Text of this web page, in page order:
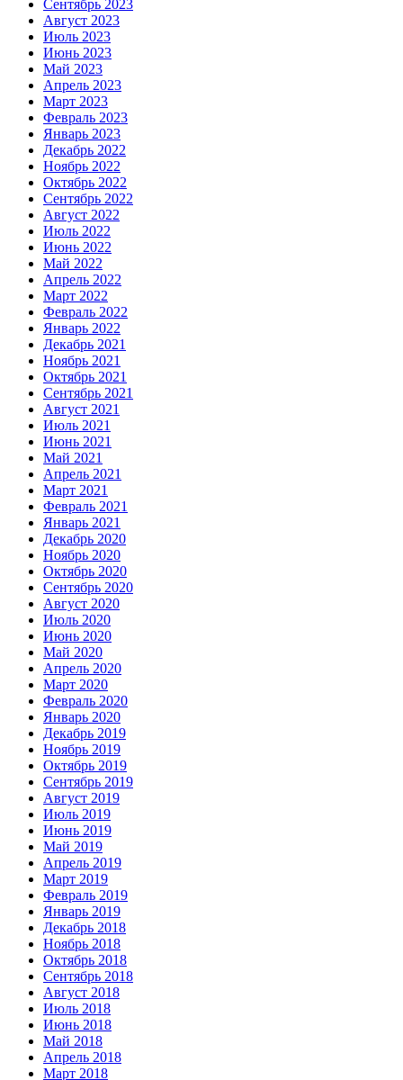
Сентябрь 2023
Август 2023
Июль 2023
Июнь 2023
Май 2023
Апрель 2023
Март 2023
Февраль 2023
Январь 2023
Декабрь 2022
Ноябрь 2022
Октябрь 2022
Сентябрь 2022
Август 2022
Июль 2022
Июнь 2022
Май 2022
Апрель 2022
Март 2022
Февраль 2022
Январь 2022
Декабрь 2021
Ноябрь 2021
Октябрь 2021
Сентябрь 2021
Август 2021
Июль 2021
Июнь 2021
Май 2021
Апрель 2021
Март 2021
Февраль 2021
Январь 2021
Декабрь 2020
Ноябрь 2020
Октябрь 2020
Сентябрь 2020
Август 2020
Июль 2020
Июнь 2020
Май 2020
Апрель 2020
Март 2020
Февраль 2020
Январь 2020
Декабрь 2019
Ноябрь 2019
Октябрь 2019
Сентябрь 2019
Август 2019
Июль 2019
Июнь 2019
Май 2019
Апрель 2019
Март 2019
Февраль 2019
Январь 2019
Декабрь 2018
Ноябрь 2018
Октябрь 2018
Сентябрь 2018
Август 2018
Июль 2018
Июнь 2018
Май 2018
Апрель 2018
Март 2018